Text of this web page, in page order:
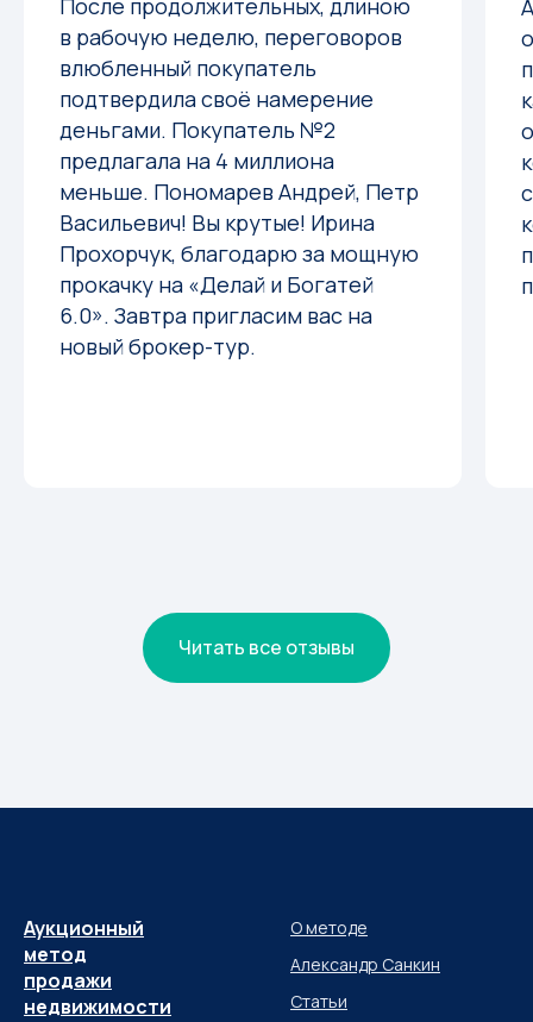
в рабочую неделю, переговоров
влюбленный покупатель
подтвердила своё намерение
деньгами. Покупатель №2
предлагала на 4 миллиона
меньше. ⁨Пономарев Андрей, ⁨Петр
Васильевич!⁩ Вы крутые! Ирина
Прохорчук, благодарю за мощную
прокачку на «Делай и Богатей
6.0». Завтра пригласим вас на
новый брокер-тур.
Читать все отзывы
Аукционный
метод
продажи
недвижимости
О методе
Александр Санкин
Статьи